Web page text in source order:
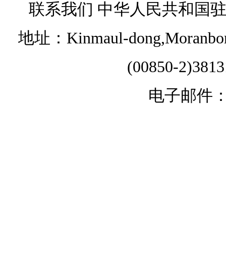
联系我们 中华人民共和国
地址：Kinmaul-
(00850-
电子邮件